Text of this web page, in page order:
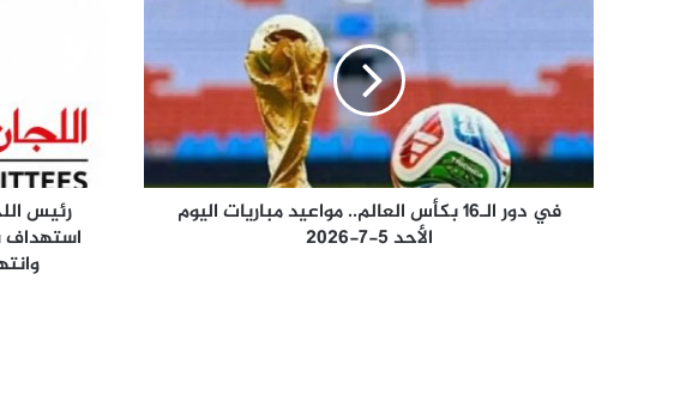
بكأس
العالم..
مباريات
اليوم
الأحد
في دور الـ16 بكأس العالم.. مواعيد مباريات اليوم
الأحد 5-7-2026
كردفان:
استهداف
سوق
مستشفى
رئيس